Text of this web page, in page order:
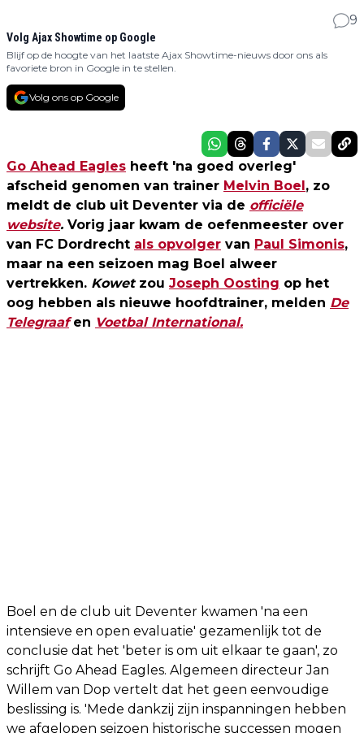
9
Volg Ajax Showtime op Google
Blijf op de hoogte van het laatste Ajax Showtime-nieuws door ons als
favoriete bron in Google in te stellen.
Volg ons op Google
Go Ahead Eagles heeft 'na goed overleg'
afscheid genomen van trainer Melvin Boel, zo
meldt de club uit Deventer via de officiële
website. Vorig jaar kwam de oefenmeester over
van FC Dordrecht als opvolger van Paul Simonis,
maar na een seizoen mag Boel alweer
vertrekken. Kowetzou Joseph Oosting op het
oog hebben als nieuwe hoofdtrainer, melden De
Telegraaf en Voetbal International.
Boel en de club uit Deventer kwamen 'na een
intensieve en open evaluatie' gezamenlijk tot de
conclusie dat het 'beter is om uit elkaar te gaan', zo
schrijft Go Ahead Eagles. Algemeen directeur Jan
Willem van Dop vertelt dat het geen eenvoudige
beslissing is. 'Mede dankzij zijn inspanningen hebben
we afgelopen seizoen historische successen mogen